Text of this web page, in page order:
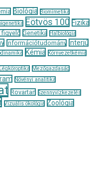
Biológia Biomimetika
Eötvös 100 Fizika
Genetika
Halbiológia
Információtudomány Interjú
Kémia Környezetkémia
Légköroptika
Mezőgazdaság
Növényi analitika
Rovartan Szennyvízkezelés
Vizuális ökológia Zoológia